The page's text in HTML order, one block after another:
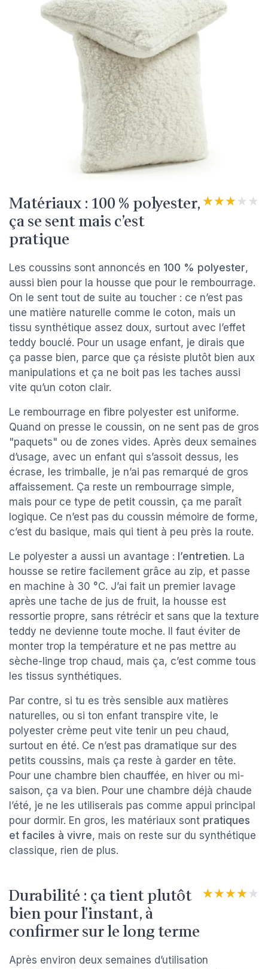
Matériaux : 100 % polyester,
ça se sent mais c’est
pratique
★★★★★
★★★★★
Les coussins sont annoncés en 100 % polyester,
aussi bien pour la housse que pour le rembourrage.
On le sent tout de suite au toucher : ce n’est pas
une matière naturelle comme le coton, mais un
tissu synthétique assez doux, surtout avec l’effet
teddy bouclé. Pour un usage enfant, je dirais que
ça passe bien, parce que ça résiste plutôt bien aux
manipulations et ça ne boit pas les taches aussi
vite qu’un coton clair.
Le rembourrage en fibre polyester est uniforme.
Quand on presse le coussin, on ne sent pas de gros
"paquets" ou de zones vides. Après deux semaines
d’usage, avec un enfant qui s’assoit dessus, les
écrase, les trimballe, je n’ai pas remarqué de gros
affaissement. Ça reste un rembourrage simple,
mais pour ce type de petit coussin, ça me paraît
logique. Ce n’est pas du coussin mémoire de forme,
c’est du basique, mais qui tient à peu près la route.
Le polyester a aussi un avantage : l’entretien. La
housse se retire facilement grâce au zip, et passe
en machine à 30 °C. J’ai fait un premier lavage
après une tache de jus de fruit, la housse est
ressortie propre, sans rétrécir et sans que la texture
teddy ne devienne toute moche. Il faut éviter de
monter trop la température et ne pas mettre au
sèche-linge trop chaud, mais ça, c’est comme tous
les tissus synthétiques.
Par contre, si tu es très sensible aux matières
naturelles, ou si ton enfant transpire vite, le
polyester crème peut vite tenir un peu chaud,
surtout en été. Ce n’est pas dramatique sur des
petits coussins, mais ça reste à garder en tête.
Pour une chambre bien chauffée, en hiver ou mi-
saison, ça va bien. Pour une chambre déjà chaude
l’été, je ne les utiliserais pas comme appui principal
pour dormir. En gros, les matériaux sont pratiques
et faciles à vivre, mais on reste sur du synthétique
classique, rien de plus.
Durabilité : ça tient plutôt
bien pour l’instant, à
confirmer sur le long terme
★★★★★
★★★★★
Après environ deux semaines d’utilisation